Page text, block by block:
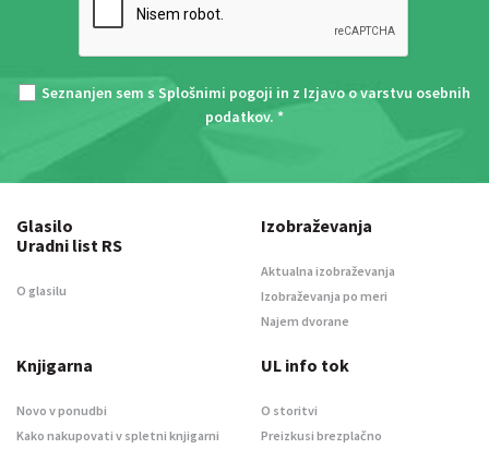
Seznanjen sem s Splošnimi pogoji in z Izjavo o varstvu osebnih
podatkov. *
Glasilo
Uradni list RS
O glasilu
Izobraževanja
Aktualna izobraževanja
Izobraževanja po meri
Najem dvorane
Knjigarna
Novo v ponudbi
Kako nakupovati v spletni knjigarni
UL info tok
O storitvi
Preizkusi brezplačno